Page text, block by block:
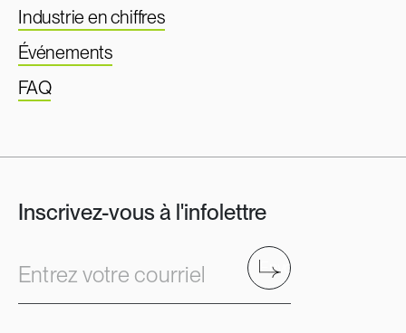
Industrie en chiffres
Événements
FAQ
Inscrivez-vous à l'infolettre
Entrez votre courriel Envoyer